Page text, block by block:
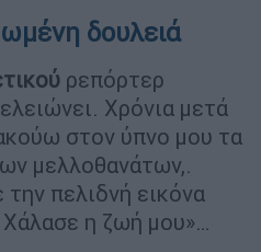
δουλειά
ρεπόρτερ
Χρόνια μετά
στον ύπνο μου τα
μελλοθανάτων,.
πελιδνή εικόνα
η ζωή μου»…